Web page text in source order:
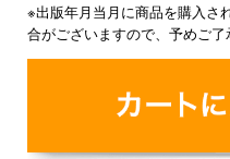
※出版年月当月に商品を購入さ
合がございますので、予めご